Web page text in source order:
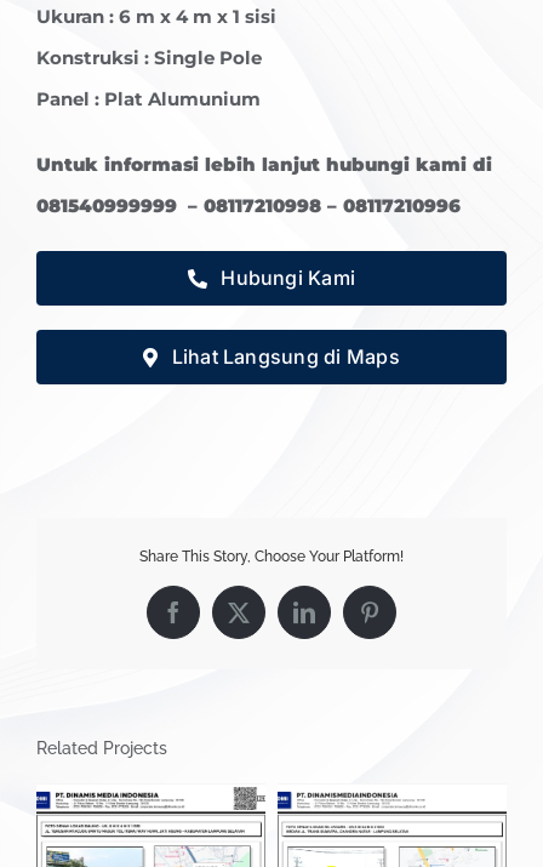
Ukuran : 6 m x 4 m x 1 sisi
Konstruksi : Single Pole
Panel : Plat Alumunium
Untuk informasi lebih lanjut hubungi kami di
081540999999 – 08117210998 – 08117210996
Hubungi Kami
Lihat Langsung di Maps
Share This Story, Choose Your Platform!
Facebook
X LinkedInPinterest
Related Projects